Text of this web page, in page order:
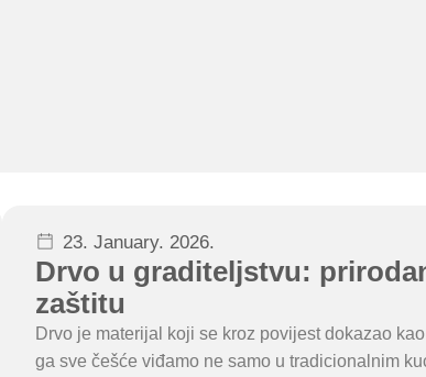
23. January. 2026.
Drvo u graditeljstvu:
zaštitu
Drvo je materijal koji se kroz povijest dokazao
ga sve češće viđamo ne samo u tradicionalnim